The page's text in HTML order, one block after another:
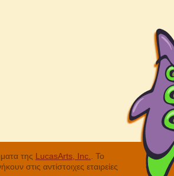
της LucasArts, Inc.
. Το
στις αντίστοιχες εταιρείες